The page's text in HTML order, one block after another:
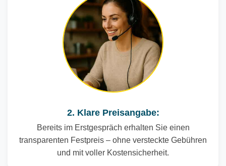
2. Klare Preisangabe:
Bereits im Erstgespräch erhalten Sie einen
transparenten Festpreis – ohne versteckte Gebühren
und mit voller Kostensicherheit.